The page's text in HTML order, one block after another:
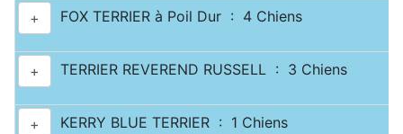
+ FOX TERRIER à Poil Dur : 4 Chiens
+ TERRIER REVEREND RUSSELL : 3 Chiens
+ KERRY BLUE TERRIER : 1 Chiens